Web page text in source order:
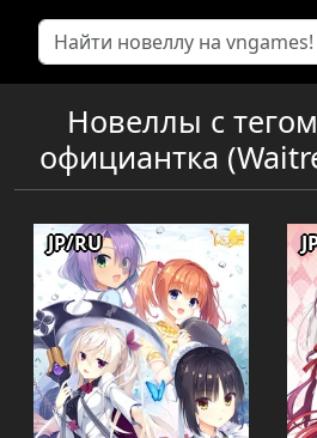
Новеллы с
официантка
JP/RU